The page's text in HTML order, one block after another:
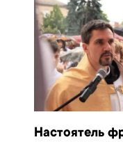
Настоятель